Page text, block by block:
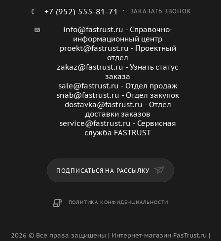
+7 (952) 555-81-71 ЗАКАЗАТЬ ЗВОНОК
info@fastrust.ru - Справочно-
информационный центр
proekt@fastrust.ru - Проектный
отдел
zakaz@fastrust.ru - Узнать статус
заказа
sale@fastrust.ru - Отдел продаж
snab@fastrust.ru - Отдел закупок
dostavka@fastrust.ru - Отдел
доставки заказов
service@fastrust.ru - Сервисная
служба FASTRUST
ПОДПИСАТЬСЯ НА РАССЫЛКУ
ПОЛИТИКА КОНФИДЕНЦИАЛЬНОСТИ
2026 © Все права защищены | Интернет-магазин FasTrust.ru |